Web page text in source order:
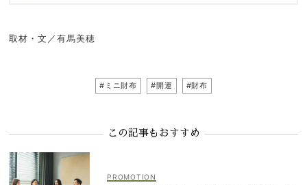
取材・文／有馬美穂
#ミニ財布 #開運 #財布
この記事もおすすめ